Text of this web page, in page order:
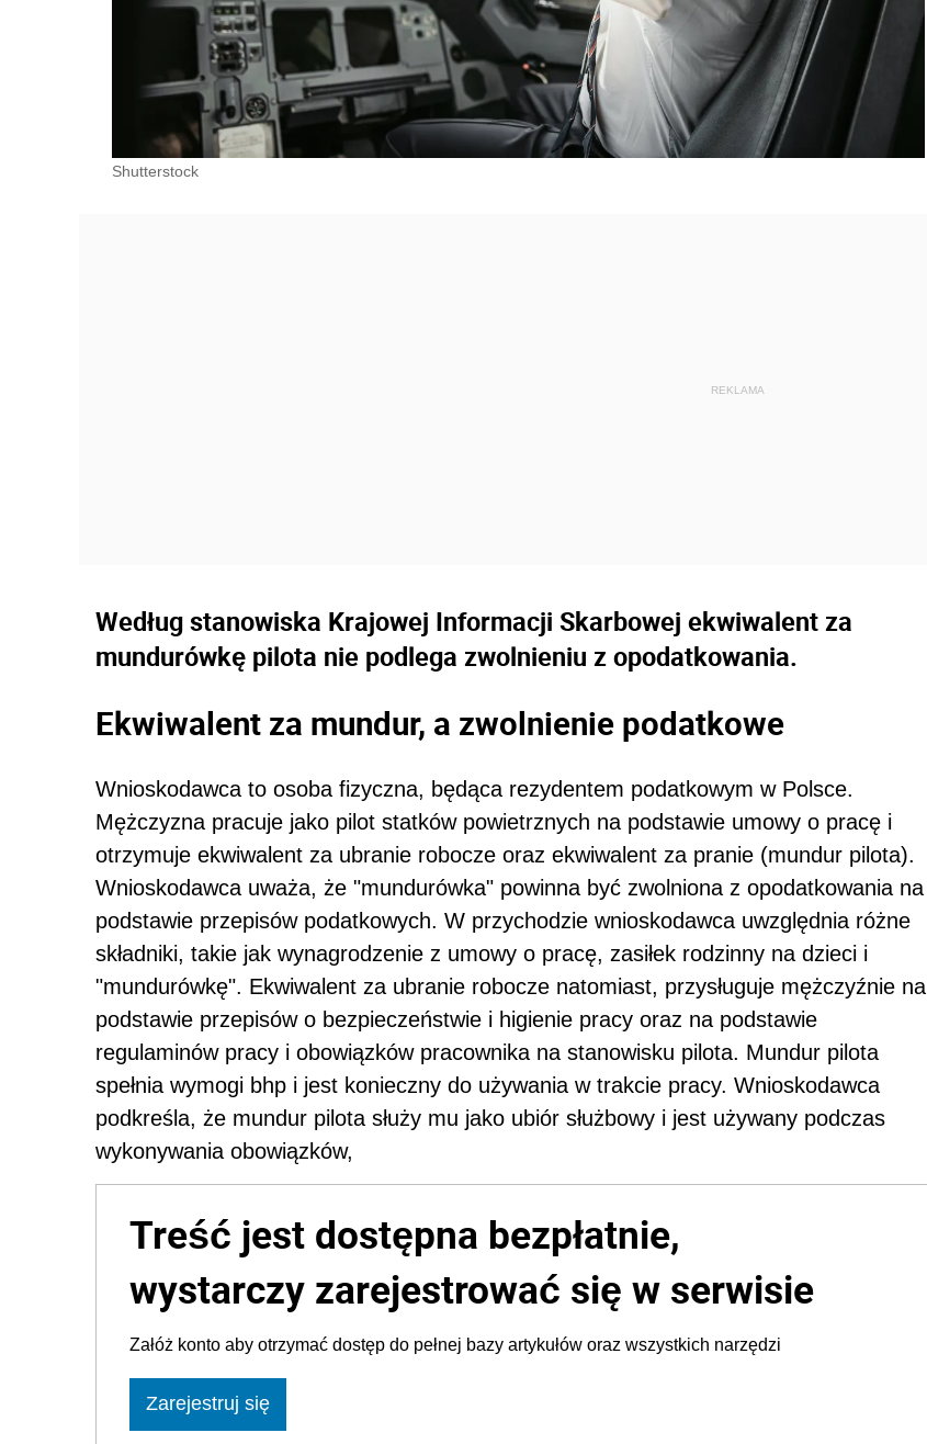
Shutterstock
Według stanowiska Krajowej Informacji Skarbowej ekwiwalent za
mundurówkę pilota nie podlega zwolnieniu z opodatkowania.
Ekwiwalent za mundur, a zwolnienie podatkowe
Wnioskodawca to osoba fizyczna, będąca rezydentem podatkowym w Polsce.
Mężczyzna pracuje jako pilot statków powietrznych na podstawie umowy o pracę i
otrzymuje ekwiwalent za ubranie robocze oraz ekwiwalent za pranie (mundur pilota).
Wnioskodawca uważa, że "mundurówka" powinna być zwolniona z opodatkowania na
podstawie przepisów podatkowych. W przychodzie wnioskodawca uwzględnia różne
składniki, takie jak wynagrodzenie z umowy o pracę, zasiłek rodzinny na dzieci i
"mundurówkę". Ekwiwalent za ubranie robocze natomiast, przysługuje mężczyźnie na
podstawie przepisów o bezpieczeństwie i higienie pracy oraz na podstawie
regulaminów pracy i obowiązków pracownika na stanowisku pilota. Mundur pilota
spełnia wymogi bhp i jest konieczny do używania w trakcie pracy. Wnioskodawca
podkreśla, że mundur pilota służy mu jako ubiór służbowy i jest używany podczas
wykonywania obowiązków,
Treść jest dostępna bezpłatnie,
wystarczy zarejestrować się w serwisie
Załóż konto aby otrzymać dostęp do pełnej bazy artykułów oraz wszystkich narzędzi
Zarejestruj się